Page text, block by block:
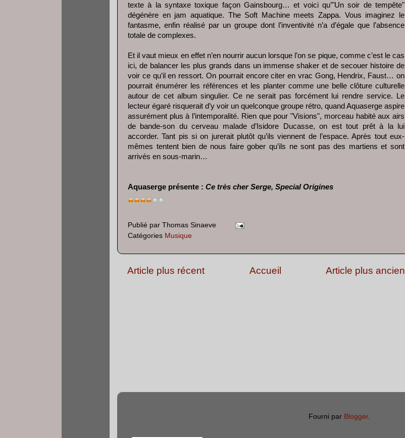
texte à la syntaxe toxique façon Gainsbourg… et voici qu’"Un soir de tempête"
dégénère en jam aquatique. The Soft Machine meets Zappa. Vous imaginez le
fantasme, enfin réalisé par un groupe dont l’inventivité n’a d’égale que l’absence
totale de complexes.
Et il vaut mieux en effet n’en nourrir aucun lorsque l’on se pique, comme c’est le cas
ici, de balancer les plus grands dans un immense shaker et de secouer histoire de
voir ce qu’il en ressort. On pourrait encore citer en vrac Gong, Hendrix, Faust… on
pourrait énumérer les références et les planter comme une belle clôture culturelle
autour de cet album singulier. Ce ne serait pas forcément lui rendre service. Le
lecteur égaré risquerait d’y voir un quelconque groupe rétro, quand Aquaserge aspire
assurément plus à l’intemporalité. Rien que pour "Visions", morceau habité aux airs
de bande-son du cerveau malade d’Isidore Ducasse, on est tout prêt à la lui
accorder. Tant pis si on jurerait plutôt qu’ils viennent de l’espace. Après tout eux-
mêmes tentent bien de nous faire gober qu’ils ne sont pas des martiens et sont
arrivés en sous-marin…
Aquaserge présente : Ce très cher Serge, Special Origines
Publié par Thomas Sinaeve
Catégories Musique
Article plus récent Article plus ancien
Accueil
Fourni par Blogger.